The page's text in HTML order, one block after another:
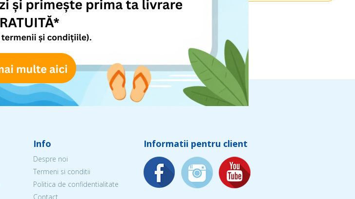
Info
Despre noi
Termeni si conditii
Politica de confidentialitate
Contact
Informatii pentru client